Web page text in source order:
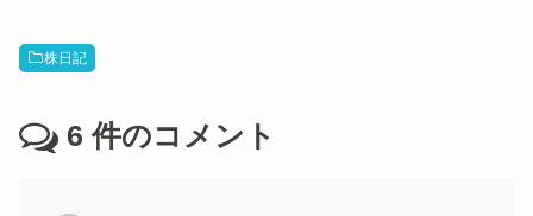
株日記
6 件のコメント